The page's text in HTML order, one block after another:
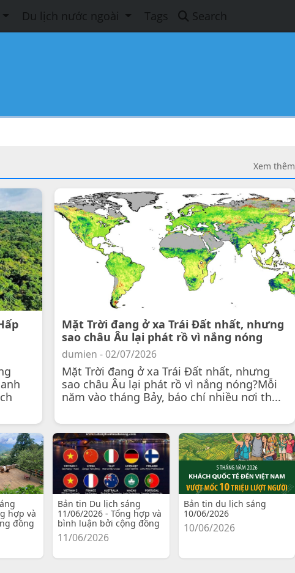
Du lịch nước ngoài Tags Search
Xem thêm
Mặt Trời đang ở xa Trái Đất nhất, nhưng
sao châu Âu lại phát rồ vì nắng nóng
dumien - 02/07/2026
Mặt Trời đang ở xa Trái Đất nhất, nhưng
sao châu Âu lại phát rồ vì nắng nóng?Mỗi
năm vào tháng Bảy, báo chí nhiều nơi th...
hợp và
đồng
Bản tin Du lịch sáng
11/06/2026 - Tổng hợp và
bình luận bởi cộng đồng
11/06/2026
Bản tin du lịch sáng
10/06/2026
10/06/2026